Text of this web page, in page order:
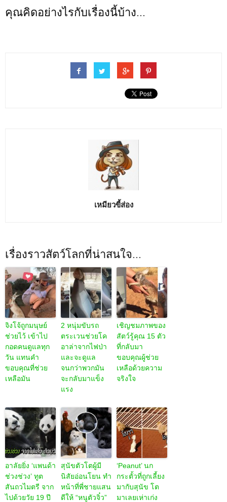
คุณคิดอย่างไรกับเรื่องนี้บ้าง...
เหมียวขี้ส่อง
เรื่องราวสัตว์โลกที่น่าสนใจ...
จิงโจ้ถูกมนุษย์
ช่วยไว้ เข้าไป
กอดคนดูแลทุก
วัน แทนคำ
ขอบคุณที่ช่วย
เหลือมัน
2 หนุ่มขับรถ
ตระเวนช่วยโค
อาล่าจากไฟป่า
และจะดูแล
จนกว่าพวกมัน
จะกลับมาแข็ง
แรง
เชิญชมภาพของ
สัตว์รู้คุณ 15 ตัว
ที่กลับมา
ขอบคุณผู้ช่วย
เหลือด้วยความ
จริงใจ
อาลัยยิ่ง ‘แพนด้า
ช่วงช่วง’ ทูต
สันถวไมตรี จาก
ไปด้วยวัย 19 ปี
สุนัขตัวโตผู้มี
นิสัยอ่อนโยน ทำ
หน้าที่พี่ชายแสน
ดีให้ “หนูตัวจิ๋ว”
‘Peanut’ นก
กระตั้วที่ถูกเลี้ยง
มากับสุนัข โต
มาเลยเห่าเก่ง